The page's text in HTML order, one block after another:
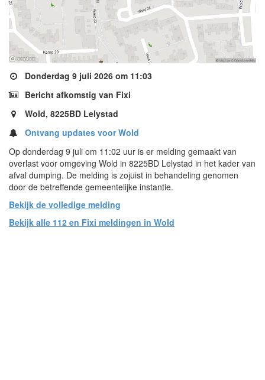
Donderdag 9 juli 2026 om 11:03
Bericht afkomstig van Fixi
Wold, 8225BD Lelystad
Ontvang updates voor Wold
Op donderdag 9 juli om 11:02 uur is er melding gemaakt van
overlast voor omgeving Wold in 8225BD Lelystad in het kader van
afval dumping. De melding is zojuist in behandeling genomen
door de betreffende gemeentelijke instantie.
Bekijk de volledige melding
Bekijk alle 112 en Fixi meldingen in Wold